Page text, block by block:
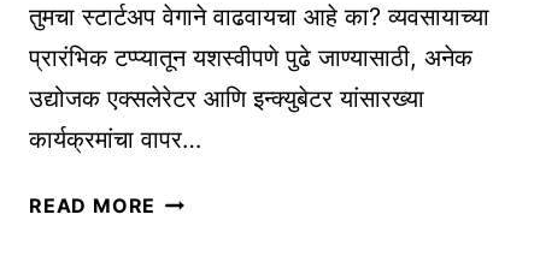
तुमचा स्टार्टअप वेगाने वाढवायचा आहे का? व्यवसायाच्या
प्रारंभिक टप्प्यातून यशस्वीपणे पुढे जाण्यासाठी, अनेक
उद्योजक एक्सलेरेटर आणि इन्क्युबेटर यांसारख्या
कार्यक्रमांचा वापर…
READ MORE A